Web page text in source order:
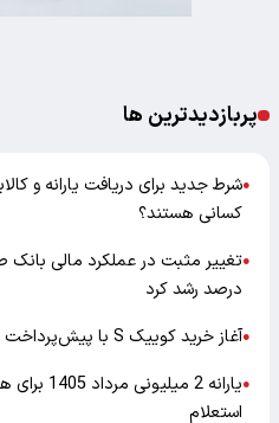
پربازدیدترین ها
●شرط جدید برای دریافت یارانه و
کسانی هستند؟
●
درصد رشد کرد
●آغاز خرید کوییک S با پیش‌پرداخت ۴۹۹ میلیونی
●
یارانه 2
استعلام